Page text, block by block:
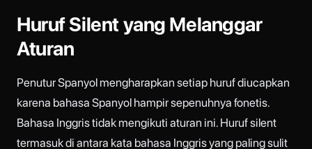
Huruf Silent yang Melanggar
Aturan
Penutur Spanyol mengharapkan setiap huruf diucapkan
karena bahasa Spanyol hampir sepenuhnya fonetis.
Bahasa Inggris tidak mengikuti aturan ini. Huruf silent
termasuk di antara kata bahasa Inggris yang paling sulit